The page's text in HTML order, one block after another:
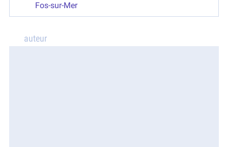
Fos-sur-Mer
auteur